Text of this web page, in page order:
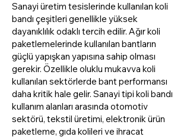
Sanayi üretim tesislerinde kullanılan koli
bandı çeşitleri genellikle yüksek
dayanıklılık odaklı tercih edilir. Ağır koli
paketlemelerinde kullanılan bantların
güçlü yapışkan yapısına sahip olması
gerekir. Özellikle oluklu mukavva koli
kullanılan sektörlerde bant performansı
daha kritik hale gelir. Sanayi tipi koli bandı
kullanım alanları arasında otomotiv
sektörü, tekstil üretimi, elektronik ürün
paketleme, gıda kolileri ve ihracat